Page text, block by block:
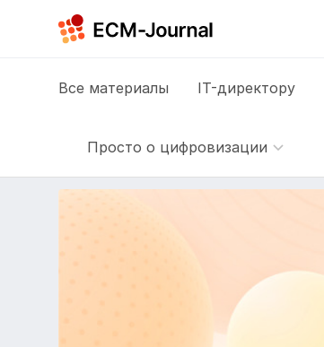
Все материалы IT-директору
Просто о цифровизации